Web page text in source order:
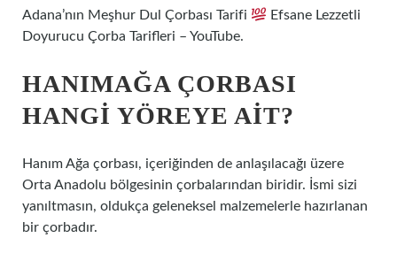
Adana’nın Meşhur Dul Çorbası Tarifi
Efsane Lezzetli
Doyurucu Çorba Tarifleri – YouTube.
HANIMAĞA ÇORBASI
HANGI YÖREYE AIT?
Hanım Ağa çorbası, içeriğinden de anlaşılacağı üzere
Orta Anadolu bölgesinin çorbalarından biridir. İsmi sizi
yanıltmasın, oldukça geleneksel malzemelerle hazırlanan
bir çorbadır.